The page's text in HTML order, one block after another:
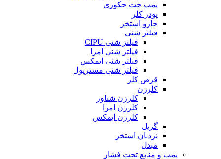
پمپ جت جکوزی
پودر کلر
جارو استخر
فیلتر شنی
فیلتر شنی CIPU
فیلتر شنی امرا
فیلتر شنی ایمکس
فیلتر شنی مسترپول
قرص کلر
کلرزن
کلرزن شناور
کلرزن امرا
کلرزن ایمکس
گریل
نردبان استخر
مبدل
پمپ و منابع تحت فشار